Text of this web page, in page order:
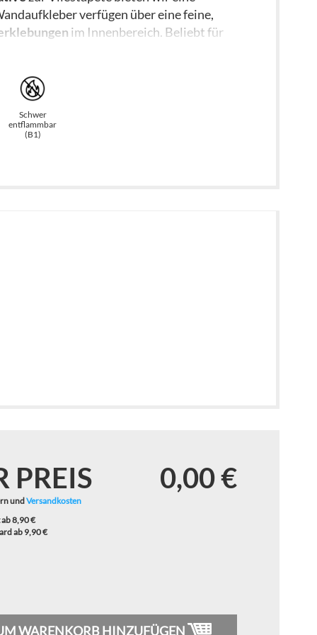
Bahnen (bis 53 cm je Bahn)
das bitte im Checkout im Feld
Material: 115 cm.
verfügen über eine feine,
im Innenbereich. Beliebt für
der Europäischen Union zur
Umwelt.
Schwer
entflammbar
(B1)
PREIS 0,00 €
undVersandkosten
ab 8,90 €
ab 9,90 €
WARENKORB HINZUFÜGEN